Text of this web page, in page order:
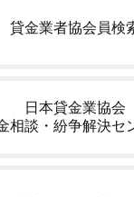
貸金業者協会員検
日本貸金業協会
相談・紛争解決セ